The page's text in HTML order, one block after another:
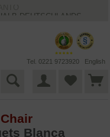
DEUTSCHLANDS
Tel. 0221 9723920 English
Blanca